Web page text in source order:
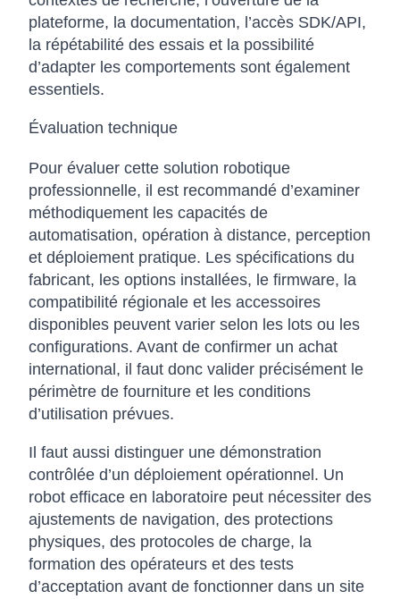
plateforme, la documentation, l’accès SDK/API,
la répétabilité des essais et la possibilité
d’adapter les comportements sont également
essentiels.
Évaluation technique
Pour évaluer cette solution robotique
professionnelle, il est recommandé d’examiner
méthodiquement les capacités de
automatisation, opération à distance, perception
et déploiement pratique. Les spécifications du
fabricant, les options installées, le firmware, la
compatibilité régionale et les accessoires
disponibles peuvent varier selon les lots ou les
configurations. Avant de confirmer un achat
international, il faut donc valider précisément le
périmètre de fourniture et les conditions
d’utilisation prévues.
Il faut aussi distinguer une démonstration
contrôlée d’un déploiement opérationnel. Un
robot efficace en laboratoire peut nécessiter des
ajustements de navigation, des protections
physiques, des protocoles de charge, la
formation des opérateurs et des tests
d’acceptation avant de fonctionner dans un site